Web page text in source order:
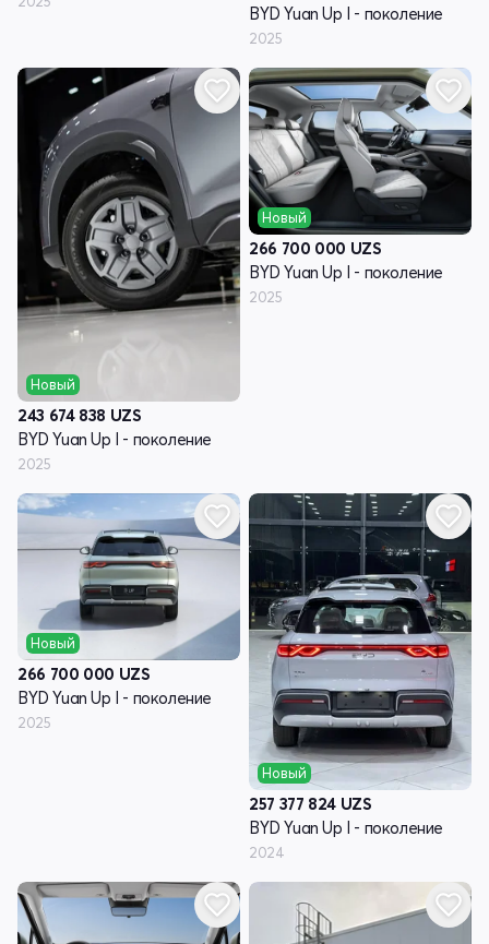
BYD Yuan Up I - поколение
2025
Новый
243 674 838 UZS
BYD Yuan Up I - поколение
2025
Новый
266 700 000 UZS
BYD Yuan Up I - поколение
2025
Новый
266 700 000 UZS
BYD Yuan Up I - поколение
2025
Новый
257 377 824 UZS
BYD Yuan Up I - поколение
2024